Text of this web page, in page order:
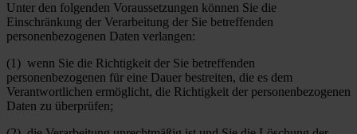
Unter den folgenden Voraussetzungen können Sie die
Einschränkung der Verarbeitung der Sie betreffenden
personenbezogenen Daten verlangen:
(1) wenn Sie die Richtigkeit der Sie betreffenden
personenbezogenen für eine Dauer bestreiten, die es dem
Verantwortlichen ermöglicht, die Richtigkeit der personenbezogenen
Daten zu überprüfen;